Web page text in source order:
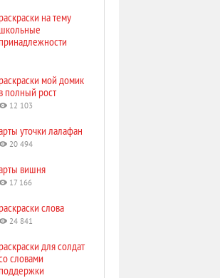
раскраски на тему
школьные
принадлежности
раскраски мой домик
в полный рост
12 103
уточки лалафан
20 494
вишня
17 166
раскраски слова
24 841
раскраски для солдат
словами
поддержки